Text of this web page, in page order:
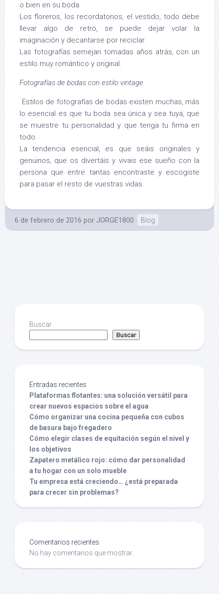
o bien en su boda.
Los floreros, los recordatorios, el vestido, todo debe
llevar algo de retro, se puede dejar volar la
imaginación y decantarse por reciclar.
Las fotografías semejan tomadas años atrás, con un
estilo muy romántico y original.
Fotografías de bodas con estilo vintage
Estilos de fotografías de bodas existen muchas, más
lo esencial es que tu boda sea única y sea tuya, que
se muestre tu personalidad y que tenga tu firma en
todo.
La tendencia esencial, es que seáis originales y
genuinos, que os divertáis y vivais ese sueño con la
persona que entre tantas encontraste y escogiste
para pasar el resto de vuestras vidas.
6 de febrero de 2016 por JORGE1800 Blog
Buscar
Buscar
Entradas recientes
Plataformas flotantes: una solución versátil para
crear nuevos espacios sobre el agua
Cómo organizar una cocina pequeña con cubos
de basura bajo fregadero
Cómo elegir clases de equitación según el nivel y
los objetivos
Zapatero metálico rojo: cómo dar personalidad
a tu hogar con un solo mueble
Tu empresa está creciendo… ¿está preparada
para crecer sin problemas?
Comentarios recientes
No hay comentarios que mostrar.